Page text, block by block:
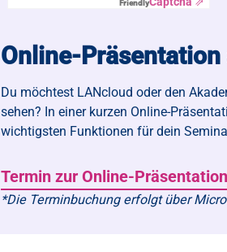
Friendly
Online-
Du möchtest LANcloud oder den
sehen? In einer kurzen Online-
wichtigsten Funktionen für dein
Termin zur Online-
*Die Terminbuchung erfolgt über